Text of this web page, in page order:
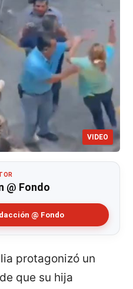
VIDEO
@ Fondo
@ Fondo
protagonizó un
que su hija